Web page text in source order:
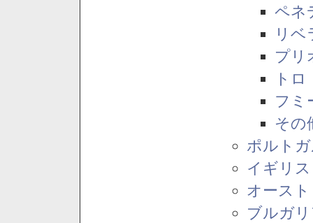
ペネ
リベ
プリ
トロ
フミ
その
ポルト
イギリス
オース
ブルガ